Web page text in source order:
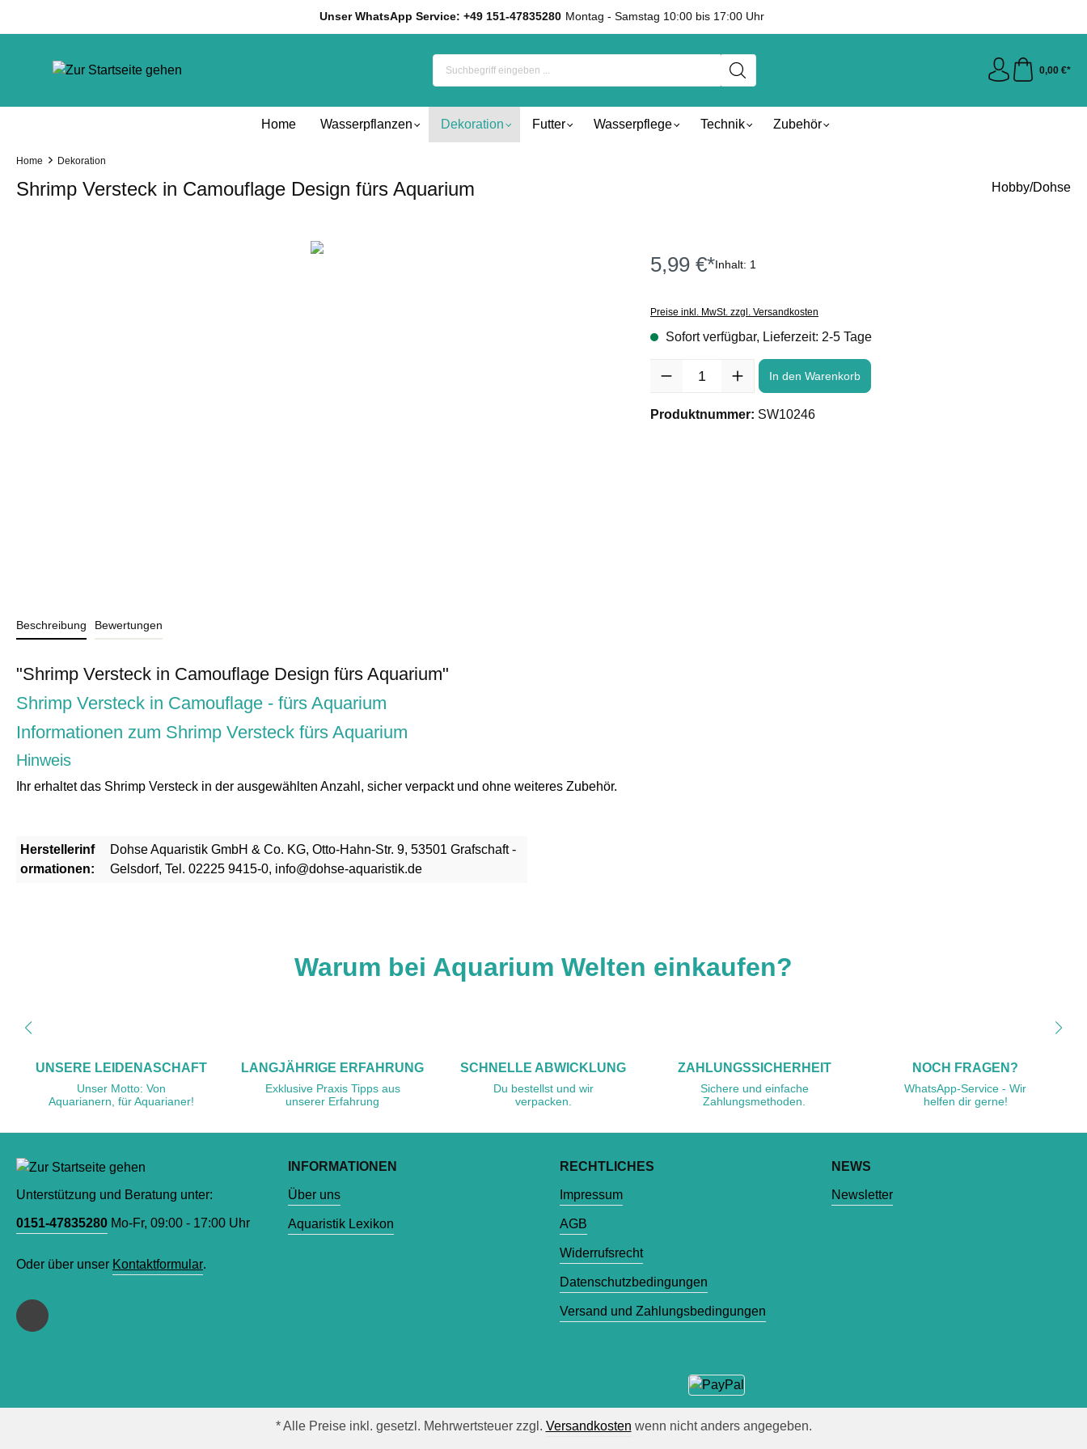
Unser WhatsApp Service: +49 151-47835280 Montag - Samstag 10:00 bis 17:00 Uhr
0,00 €*
Home Wasserpflanzen Dekoration Futter Wasserpflege Technik Zubehör
Home Dekoration
Shrimp Versteck in Camouflage Design fürs Aquarium Hobby/Dohse
5,99 €*Inhalt: 1
Preise inkl. MwSt. zzgl. Versandkosten
Sofort verfügbar, Lieferzeit: 2-5 Tage
In den Warenkorb
Produktnummer: SW10246
Beschreibung Bewertungen
"Shrimp Versteck in Camouflage Design fürs Aquarium"
Shrimp Versteck in Camouflage - fürs Aquarium
Informationen zum Shrimp Versteck fürs Aquarium
Hinweis
Ihr erhaltet das Shrimp Versteck in der ausgewählten Anzahl, sicher verpackt und ohne weiteres Zubehör.
Herstellerinf
ormationen:
Dohse Aquaristik GmbH & Co. KG, Otto-Hahn-Str. 9, 53501 Grafschaft -
Gelsdorf, Tel. 02225 9415-0, info@dohse-aquaristik.de
Warum bei Aquarium Welten einkaufen?
UNSERE LEIDENASCHAFT
Unser Motto: Von
Aquarianern, für Aquarianer!
LANGJÄHRIGE ERFAHRUNG
Exklusive Praxis Tipps aus
unserer Erfahrung
SCHNELLE ABWICKLUNG
Du bestellst und wir
verpacken.
ZAHLUNGSSICHERHEIT
Sichere und einfache
Zahlungsmethoden.
NOCH FRAGEN?
WhatsApp-Service - Wir
helfen dir gerne!
Unterstützung und Beratung unter:
0151-47835280 Mo-Fr, 09:00 - 17:00 Uhr
Oder über unser Kontaktformular.
INFORMATIONEN
Über uns
Aquaristik Lexikon
RECHTLICHES
Impressum
AGB
Widerrufsrecht
Datenschutzbedingungen
Versand und Zahlungsbedingungen
NEWS
Newsletter
* Alle Preise inkl. gesetzl. Mehrwertsteuer zzgl. Versandkosten wenn nicht anders angegeben.